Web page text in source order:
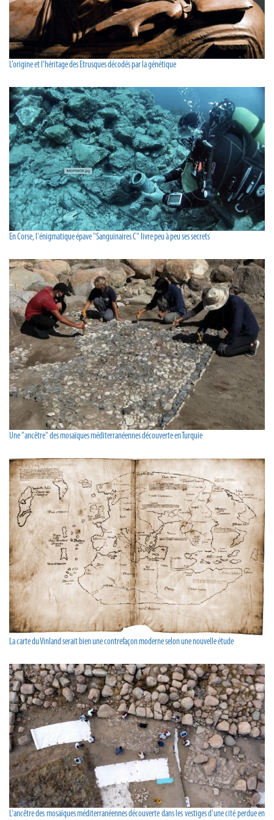
L’origine et l’héritage des Etrusques décodés par la génétique
En Corse, l'énigmatique épave "Sanguinaires C" livre peu à peu ses secrets
Une "ancêtre" des mosaïques méditerranéennes découverte en Turquie
La carte du Vinland serait bien une contrefaçon moderne selon une nouvelle étude
L'ancêtre des mosaïques méditerranéennes découverte dans les vestiges d'une cité perdue en